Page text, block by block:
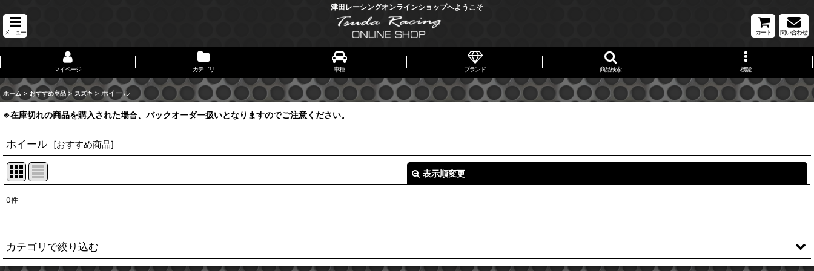
津田レーシングオンラインショップへようこそ
メニュー カート 問い合わせ
マイページ カテゴリ 車種 ブランド 商品検索 機能
ホーム > おすすめ商品 > スズキ > ホイール
※在庫切れの商品を購入された場合、バックオーダー扱いとなりますのでご注意ください。
ホイール [おすすめ商品]
表示順変更
並び順
0件
カテゴリで絞り込む